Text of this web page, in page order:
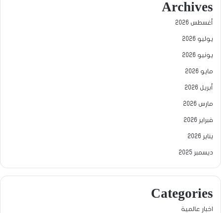
Archives
أغسطس 2026
يوليو 2026
يونيو 2026
مايو 2026
أبريل 2026
مارس 2026
فبراير 2026
يناير 2026
ديسمبر 2025
Categories
اخبار عالمية